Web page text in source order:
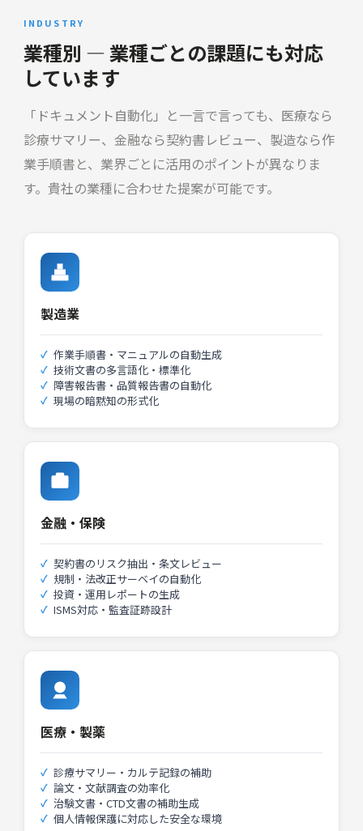
相談する →
生成AI推進リーダー育成
現場で旗を振れるリーダーを各部門に育てる中
長期プログラム。受講後すぐにファシリテータ
ーとして機能します。
相談する →
ROI可視化レポート
生産性・コスト削減・品質を定量化して、経営
報告に活用可能な形式で納品します。
相談する →
Bedrockコスト最適化
モデル選定・プロンプトキャッシュ設計・バッ
す。
相談する →
Amazon Bedrock経由のClaude利用について、
クラスメソッドメンバーズ契約中のお客様は、
ただけます。既存の社内調達フローのまま、ス
ムーズに導入できます。（Claude
Enterprise/Pro/Max/Teamは対象外）
相談する →
月額でAI基盤の監視・障害対応・コスト管理・
改善提案を代行。SLAを明示した契約形態で安
AI経営戦略アドバイザリー
相談する →
Claude活用PoC開発支援
るか使えないか」の答えを素早く出します。
相談する →
という優先順位付きの報告書を3〜4週間で納品
します。
Claude Code活用研修
実際のコードベースを使ったハンズオン研修。
す。
相談する →
Claude API/SDK開発支援
ら実装まで支援。既存システムの大幅改修は不
要です。
相談する →
INDUSTRY
業種別 — 業種ごとの課題にも対応
しています
「ドキュメント自動化」と一言で言っても、医療なら
診療サマリー、金融なら契約書レビュー、製造なら作
業手順書と、業界ごとに活用のポイントが異なりま
す。貴社の業種に合わせた提案が可能です。
製造業
作業手順書・マニュアルの自動生成
技術文書の多言語化・標準化
障害報告書・品質報告書の自動化
現場の暗黙知の形式化
金融・保険
契約書のリスク抽出・条文レビュー
規制・法改正サーベイの自動化
投資・運用レポートの生成
ISMS対応・監査証跡設計
医療・製薬
診療サマリー・カルテ記録の補助
論文・文献調査の効率化
治験文書・CTD文書の補助生成
個人情報保護に対応した安全な環境